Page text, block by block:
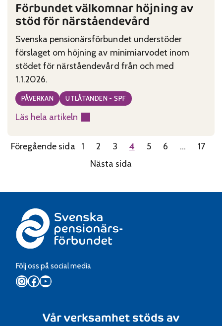
Förbundet välkomnar höjning av
stöd för närståendevård
Svenska pensionärsförbundet understöder
förslaget om höjning av minimiarvodet inom
stödet för närståendevård från och med
1.1.2026.
PÅVERKAN UTLÅTANDEN - SPF
Läs hela artikeln
:
välkomnar
stöd
närståendevård
Föregående sida 1 2 3 4 5 6 …
17
Nästa sida
Följ oss på social media
Instagram
Facebook
YouTube
Vår verksamhet stöds av